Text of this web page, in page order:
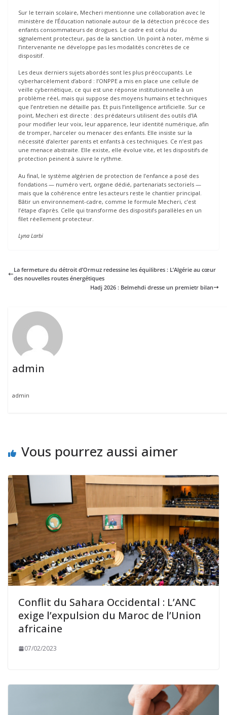
Sur le terrain scolaire, Mecheri mentionne une collaboration avec le
ministère de l’Éducation nationale autour de la détection précoce des
enfants consommateurs de drogues. Le cadre est celui du
signalement protecteur, pas de la sanction. Un point à noter, même si
l’intervenante ne développe pas les modalités concrètes de ce
dispositif.
Les deux derniers sujets abordés sont les plus préoccupants. Le
cyberharcèlement d’abord : l’ONPPE a mis en place une cellule de
veille cybernétique, ce qui est une réponse institutionnelle à un
problème réel, mais qui suppose des moyens humains et techniques
que l’entretien ne détaille pas. Et puis l’intelligence artificielle. Sur ce
point, Mecheri est directe : des prédateurs utilisent des outils d’IA
pour modifier leur voix, leur apparence, leur identité numérique, afin
de tromper, harceler ou menacer des enfants. Elle insiste sur la
nécessité d’alerter parents et enfants à ces techniques. Ce n’est pas
une menace abstraite. Elle existe, elle évolue vite, et les dispositifs de
protection peinent à suivre le rythme.
Au final, le système algérien de protection de l’enfance a posé des
fondations — numéro vert, organe dédié, partenariats sectoriels —
mais que la cohérence entre les acteurs reste le chantier principal.
Bâtir un environnement-cadre, comme le formule Mecheri, c’est
l’étape d’après. Celle qui transforme des dispositifs parallèles en un
filet réellement protecteur.
Lyna Larbi
La fermeture du détroit d’Ormuz redessine les équilibres : L’Algérie au cœur
des nouvelles routes énergétiques
Hadj 2026 : Belmehdi dresse un premietr bilan
admin
admin
Vous pourrez aussi aimer
Conflit du Sahara Occidental : L’ANC
exige l’expulsion du Maroc de l’Union
africaine
07/02/2023